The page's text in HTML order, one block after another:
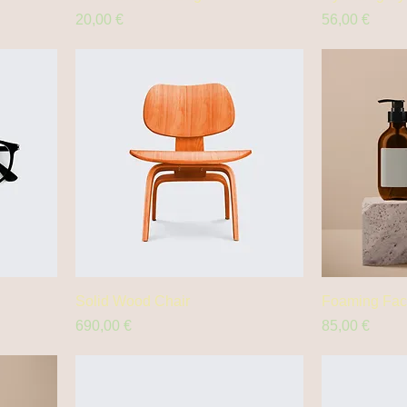
Prix
20,00 €
Prix
56,00 €
Solid Wood Chair
Prix
690,00 €
Foaming
Prix
85,00 €